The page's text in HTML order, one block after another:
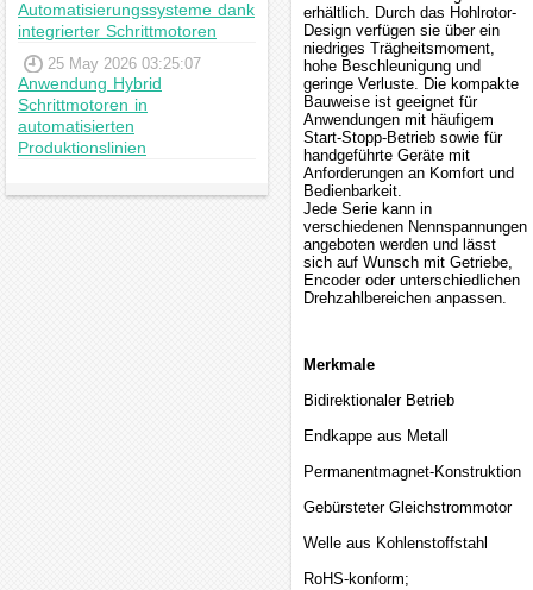
Automatisierungssysteme dank
integrierter Schrittmotoren
25 May 2026 03:25:07
Anwendung Hybrid
Schrittmotoren in
automatisierten
Produktionslinien
erhältlich. Durch das Hohlrotor-
Design verfügen sie über ein
niedriges Trägheitsmoment,
hohe Beschleunigung und
geringe Verluste. Die kompakte
Bauweise ist geeignet für
Anwendungen mit häufigem
Start-Stopp-Betrieb sowie für
handgeführte Geräte mit
Anforderungen an Komfort und
Bedienbarkeit.
Jede Serie kann in
verschiedenen Nennspannungen
angeboten werden und lässt
sich auf Wunsch mit Getriebe,
Encoder oder unterschiedlichen
Drehzahlbereichen anpassen.
Merkmale
Bidirektionaler Betrieb
Endkappe aus Metall
Permanentmagnet-Konstruktion
Gebürsteter Gleichstrommotor
Welle aus Kohlenstoffstahl
RoHS-konform;